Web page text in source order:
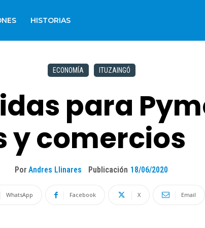
HISTORIAS
ECONOMÍA ITUZAINGÓ
para
y comercios
Por Andres Llinares Publicación 18/06/2020
WhatsApp Facebook X Email